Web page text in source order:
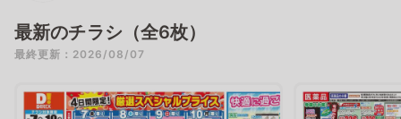
最新のチラシ（全6枚）
最終更新：2026/08/07